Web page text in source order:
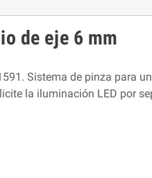
de eje 6 mm
Sistema de pinza para
la iluminación LED por